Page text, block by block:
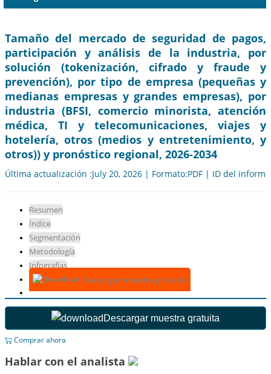
Tamaño del mercado de seguridad de pagos,
participación y análisis de la industria, por
solución (tokenización, cifrado y fraude y
prevención), por tipo de empresa (pequeñas y
medianas empresas y grandes empresas), por
industria (BFSI, comercio minorista, atención
médica, TI y telecomunicaciones, viajes y
hotelería, otros (medios y entretenimiento, y
otros)) y pronóstico regional, 2026-2034
Última actualización :July 20, 2026 | Formato:PDF | ID del
Resumen
Índice
Segmentación
Metodología
Infografías
Descargar muestra gratuita
Descargar muestra gratuita
Comprar ahora
Hablar con el analista